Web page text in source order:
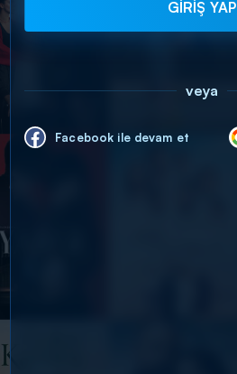
GİRİŞ YAP
veya
Facebook ile devam et